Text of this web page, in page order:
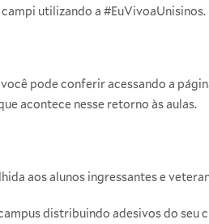
utilizando a #EuVivoaUnisinos.
pode conferir acessando a
acontece nesse retorno às aulas.
aos alunos ingressantes e
distribuindo adesivos do seu